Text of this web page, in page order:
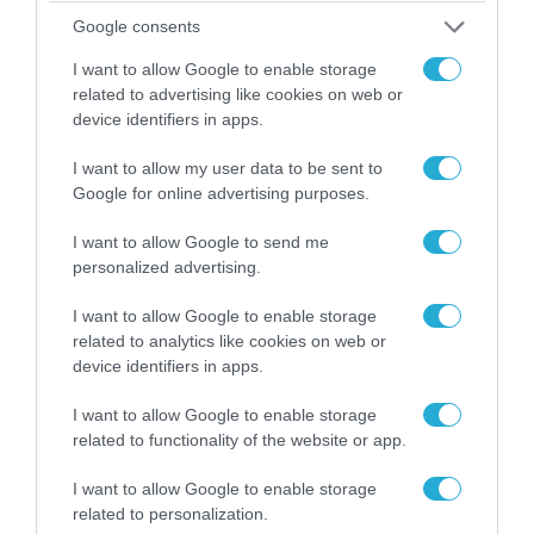
Google consents
I want to allow Google to enable storage
related to advertising like cookies on web or
device identifiers in apps.
I want to allow my user data to be sent to
Google for online advertising purposes.
I want to allow Google to send me
personalized advertising.
I want to allow Google to enable storage
related to analytics like cookies on web or
device identifiers in apps.
I want to allow Google to enable storage
related to functionality of the website or app.
I want to allow Google to enable storage
related to personalization.
Αυτή την ώρα το τελευταίο «αντίο» στον πρώην
υπουργό Ι.Βαρβιτσιώτη (φωτο)